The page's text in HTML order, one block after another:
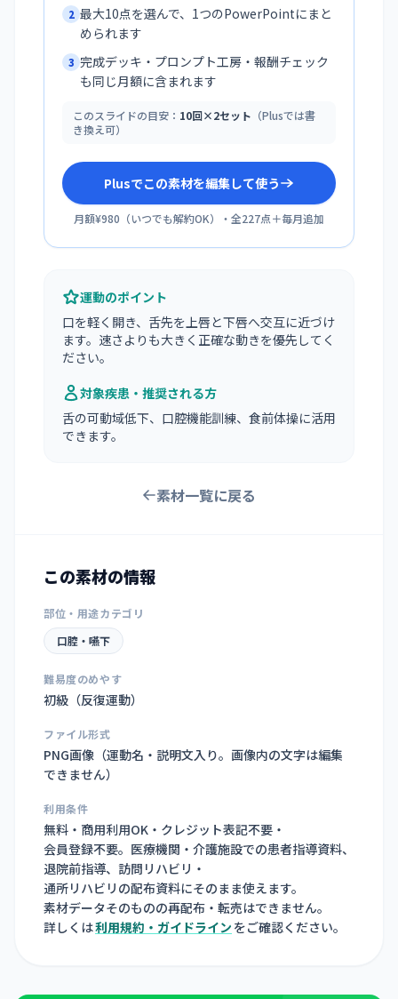
2 最大10点を選んで、1つのPowerPointにまと
められます
3 完成デッキ・プロンプト工房・報酬チェック
も同じ月額に含まれます
このスライドの目安： 10回×2セット （Plusでは書
き換え可）
Plusでこの素材を編集して使う
月額¥980 （いつでも解約OK）・全227点＋毎月追加
運動のポイント
口を軽く開き、舌先を上唇と下唇へ交互に近づけ
ます。速さよりも大きく正確な動きを優先してく
ださい。
対象疾患・推奨される方
舌の可動域低下、口腔機能訓練、食前体操に活用
できます。
素材一覧に戻る
この素材の情報
部位・用途カテゴリ
口腔・嚥下
難易度のめやす
初級（反復運動）
ファイル形式
PNG画像（運動名・説明文入り。画像内の文字は編集
できません）
利用条件
無料・商用利用OK・クレジット表記不要・
会員登録不要。医療機関・介護施設での患者指導資料、
退院前指導、訪問リハビリ・
通所リハビリの配布資料にそのまま使えます。
素材データそのものの再配布・転売はできません。
詳しくは利用規約・ガイドライン をご確認ください。